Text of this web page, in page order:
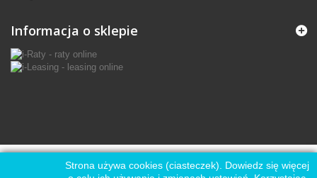
Informacja o sklepie
Strona używa cookies (ciasteczek). Dowiedz się więcej